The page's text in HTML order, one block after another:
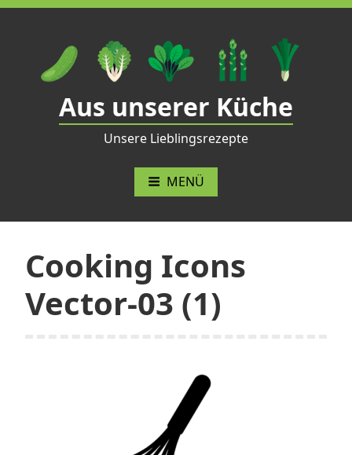
Zum
Aus unserer Küche
Unsere Lieblingsrezepte
MENÜ
Cooking Icons
Vector-03 (1)